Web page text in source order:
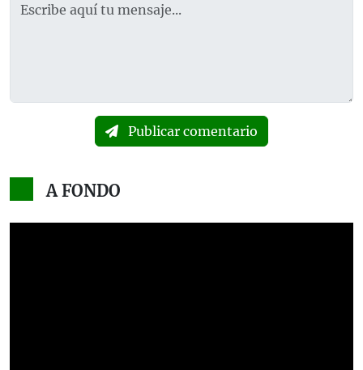
Publicar comentario
A FONDO